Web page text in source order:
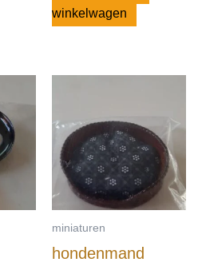
winkelwagen
miniaturen
hondenmand